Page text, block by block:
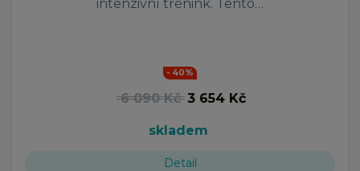
intenzivní trénink. Tento…
- 40%
6 090 Kč 3 654 Kč
skladem
Detail